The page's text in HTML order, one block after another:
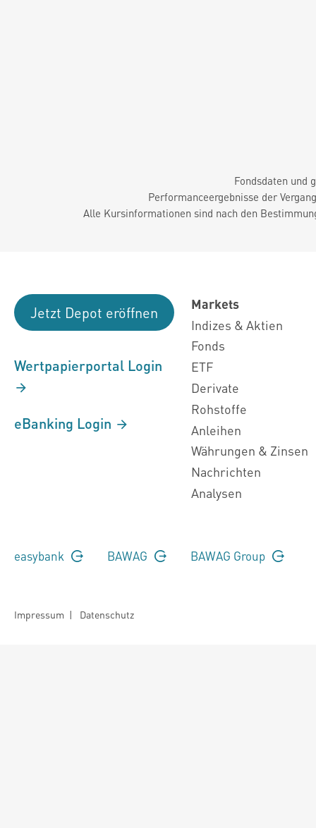
Fondsdaten und
Performanceergebnisse der
Alle Kursinformationen sind nach den
Jetzt Depot eröffnen
Wertpapierportal Login
eBanking Login
Markets
Indizes & Aktien
Fonds
ETF
Derivate
Rohstoffe
Anleihen
Währungen & Zinsen
Nachrichten
Analysen
easybank BAWAG BAWAG Group
Impressum | Datenschutz